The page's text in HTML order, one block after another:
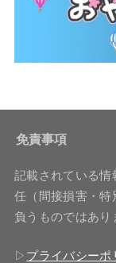
免責事項
記載されている情
任（間接損害・特
負うものではあり
▷ プライバシーポ